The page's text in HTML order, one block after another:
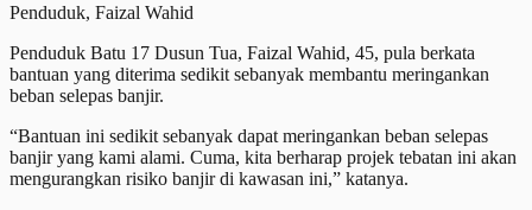
Penduduk, Faizal Wahid
Penduduk Batu 17 Dusun Tua, Faizal Wahid, 45, pula berkata
bantuan yang diterima sedikit sebanyak membantu meringankan
beban selepas banjir.
“Bantuan ini sedikit sebanyak dapat meringankan beban selepas
banjir yang kami alami. Cuma, kita berharap projek tebatan ini akan
mengurangkan risiko banjir di kawasan ini,” katanya.